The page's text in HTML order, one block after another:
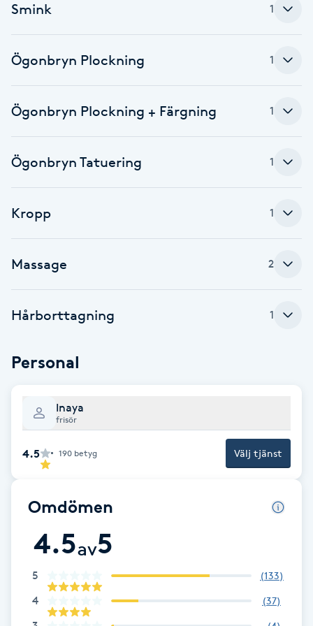
Face framing
Fettreducering
Fibromassage
Fotmassage
Fotvård
Fransar
Fransfärgning
Fransförlängning Volym
Smink 1
Ögonbryn Plockning 1
Ögonbryn Plockning + Färgning 1
Ögonbryn Tatuering 1
Kropp 1
Massage 2
Hårborttagning 1
Personal
Inaya
frisör
4.5 190 betyg Välj tjänst
Omdömen
4.5av5
5 (133)
4 (37)